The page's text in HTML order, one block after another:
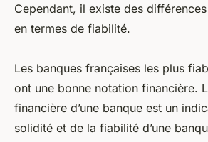
Cependant, il existe des
en termes de fiabilité.
Les banques françaises les plus
ont une bonne notation financière.
financière d’une banque est un
solidité et de la fiabilité d’une